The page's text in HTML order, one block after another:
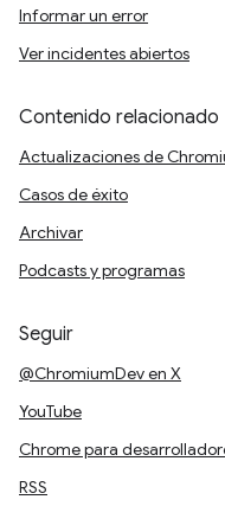
Informar un error
Ver incidentes abiertos
Contenido relacionado
Actualizaciones de
Casos de éxito
Archivar
Podcasts y programas
Seguir
@ChromiumDev en X
YouTube
Chrome para
RSS